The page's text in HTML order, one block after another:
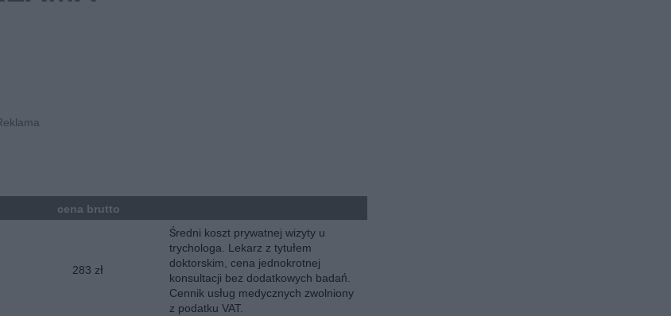
cena brutto
283 zł
Średni koszt prywatnej wizyty u
trychologa. Lekarz z tytułem
doktorskim, cena jednokrotnej
konsultacji bez dodatkowych badań.
Cennik usług medycznych zwolniony
z podatku VAT.